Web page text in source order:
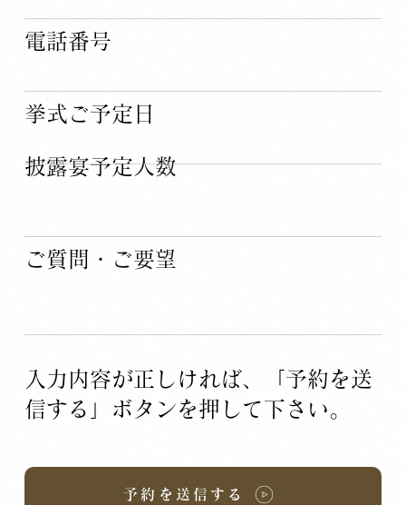
​電話番号
​挙式ご予定日
​披露宴予定人数
​ご質問・ご要望
入力内容が正しければ、「予約を送
信する」ボタンを押して下さい。
予約を送信する